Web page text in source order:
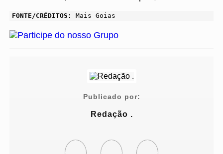
FONTE/CRÉDITOS: Mais Goias
Publicado por:
Redação .